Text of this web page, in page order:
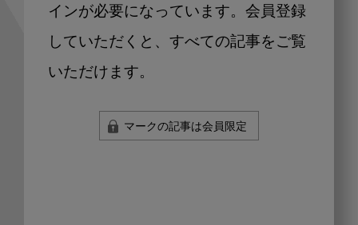
インが必要になっています。会員登録
していただくと、すべての記事をご覧
いただけます。
マークの記事は会員限定